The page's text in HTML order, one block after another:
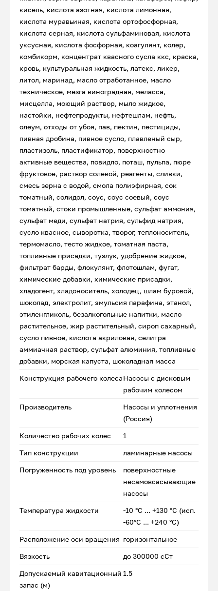
кисель, кислота азотная, кислота лимонная,
кислота муравьиная, кислота ортофосфорная,
кислота серная, кислота сульфаминовая, кислота
уксусная, кислота фосфорная, коагулянт, колер,
комбикорм, концентрат квасного сусла ккс, краска,
кровь, культуральная жидкость, латекс, ликер,
литол, маринад, масло отработанное, масло
техническое, мезга виноградная, меласса,
мисцелла, моющий раствор, мыло жидкое,
настойки, нефтепродукты, нефтешлам, нефть,
олеум, отходы от убоя, пав, пектин, пестициды,
пивная дробина, пивное сусло, плавленый сыр,
пластизоль, пластификатор, поверхностно
активные вещества, повидло, поташ, пульпа, пюре
фруктовое, раствор солевой, реагенты, сливки,
смесь зерна с водой, смола полиэфирная, сок
томатный, солидол, соус, соус соевый, соус
томатный, стоки промышленные, сульфат аммония,
сульфат меди, сульфат натрия, сульфид натрия,
сусло квасное, сыворотка, творог, теплоноситель,
термомасло, тесто жидкое, томатная паста,
топливные присадки, тузлук, удобрение жидкое,
фильтрат барды, флокулянт, флотошлам, фугат,
химические добавки, химические присадки,
хладогент, хладоноситель, холодец, шлам буровой,
шоколад, электролит, эмульсия парафина, этанол,
этиленгликоль, безалкогольные напитки, масло
растительное, жир растительный, сироп сахарный,
сусло пивное, кислота акриловая, селитра
аммиачная раствор, сульфат алюминия, топливные
добавки, морская капуста, шоколадная масса
Конструкция рабочего колесаНасосы с дисковым
рабочим колесом
Производитель
Насосы и уплотнения
(Россия)
Количество рабочих колес 1
Тип конструкции ламинарные насосы
Погруженность под уровень
поверхностные
несамовсасывающие
насосы
Температура жидкости
-10 °С ... +130 °С (исп.
-60°С ... +240 °С)
Расположение оси вращения горизонтальное
Вязкость до 300000 сСт
Допускаемый кавитационный
запас (м)
1.5